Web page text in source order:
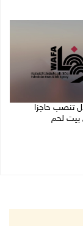
تنصب حاجزا
بيت لحم